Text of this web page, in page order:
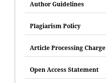
Author Guidelines
Plagiarism Policy
Article Processing Charge
Open Access Statement